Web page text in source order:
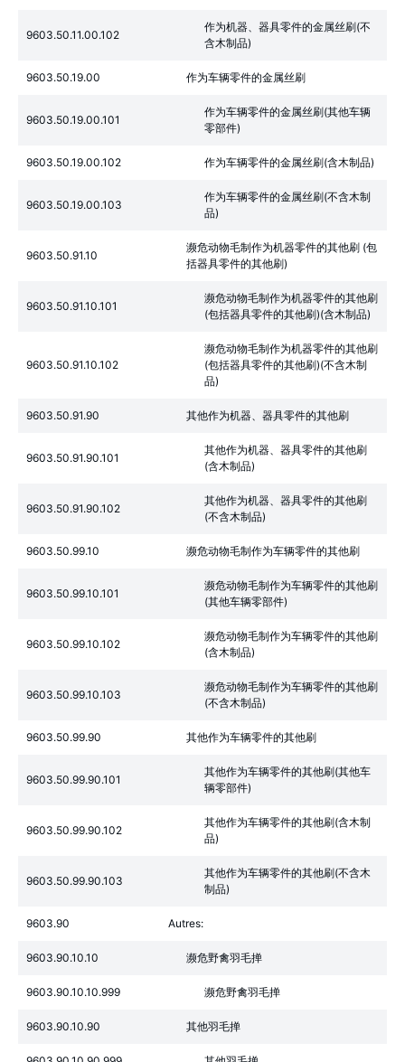
9603.50.11.00.102
作为机器、器具零件的金属丝刷(不
含木制品)
9603.50.19.00 作为车辆零件的金属丝刷
9603.50.19.00.101
作为车辆零件的金属丝刷(其他车辆
零部件)
9603.50.19.00.102 作为车辆零件的金属丝刷(含木制品)
9603.50.19.00.103
作为车辆零件的金属丝刷(不含木制
品)
9603.50.91.10
濒危动物毛制作为机器零件的其他刷 (包
括器具零件的其他刷)
9603.50.91.10.101
濒危动物毛制作为机器零件的其他刷
(包括器具零件的其他刷)(含木制品)
9603.50.91.10.102
濒危动物毛制作为机器零件的其他刷
(包括器具零件的其他刷)(不含木制
品)
9603.50.91.90 其他作为机器、器具零件的其他刷
9603.50.91.90.101
其他作为机器、器具零件的其他刷
(含木制品)
9603.50.91.90.102
其他作为机器、器具零件的其他刷
(不含木制品)
9603.50.99.10 濒危动物毛制作为车辆零件的其他刷
9603.50.99.10.101
濒危动物毛制作为车辆零件的其他刷
(其他车辆零部件)
9603.50.99.10.102
濒危动物毛制作为车辆零件的其他刷
(含木制品)
9603.50.99.10.103
濒危动物毛制作为车辆零件的其他刷
(不含木制品)
9603.50.99.90 其他作为车辆零件的其他刷
9603.50.99.90.101
其他作为车辆零件的其他刷(其他车
辆零部件)
9603.50.99.90.102
其他作为车辆零件的其他刷(含木制
品)
9603.50.99.90.103
其他作为车辆零件的其他刷(不含木
制品)
9603.90 Autres:
9603.90.10.10 濒危野禽羽毛掸
9603.90.10.10.999 濒危野禽羽毛掸
9603.90.10.90 其他羽毛掸